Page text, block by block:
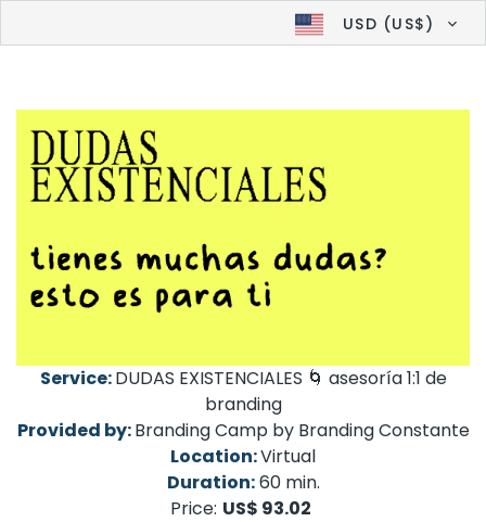
USD (US$)
Service:DUDAS EXISTENCIALES 🌀 asesoría 1:1 de
branding
Provided by:Branding Camp by Branding Constante
Location:Virtual
Duration:60 min.
Price: US$ 93.02